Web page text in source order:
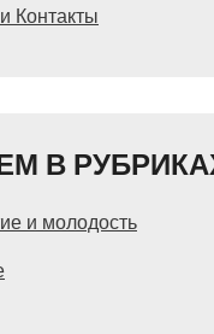
Контакты
В
и молодость